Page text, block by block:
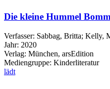
Die kleine Hummel
Verfasser: Sabbag, Britta; Kelly,
Jahr: 2020
Verlag: München, arsEdition
Mediengruppe: Kinderliteratur
lädt